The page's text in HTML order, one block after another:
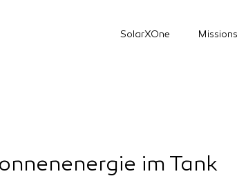
SolarXOne Missions
im Tank